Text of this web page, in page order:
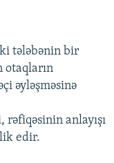
tələbənin bir
otaqların
əyləşməsinə
anlayışı
edir.